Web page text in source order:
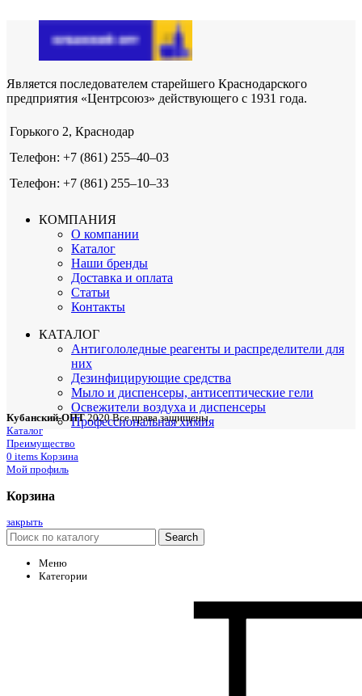
Является последователем старейшего Краснодарского
предприятия «Центрсоюз» действующего с 1931 года.
Горького 2, Краснодар
Телефон: +7 (861) 255‒40‒03
Телефон: +7 (861) 255‒10‒33
КОМПАНИЯ
О компании
Каталог
Наши бренды
Доставка и оплата
Статьи
Контакты
КАТАЛОГ
Антигололедные реагенты и распределители для
них
Дезинфицирующие средства
Мыло и диспенсеры, антисептические гели
Освежители воздуха и диспенсеры
Профессиональная химия
Кубанский-ОПТ 2020 Все права защищены
Каталог
Преимущество
0 items Корзина
Мой профиль
Корзина
закрыть
Search
Меню
Категории